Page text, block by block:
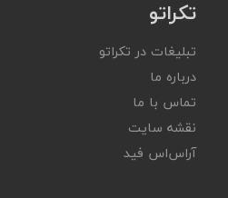
تکراتو
تبلیغات در تکراتو
درباره ما
تماس با ما
نقشه سایت
آر‌اس‌اس فید